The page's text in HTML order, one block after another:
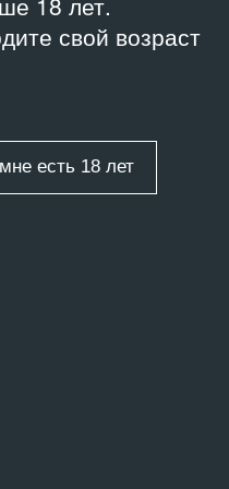
свой возраст
есть 18 лет